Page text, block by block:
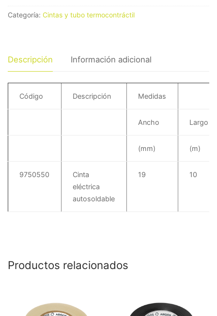
Categoría: Cintas y tubo termocontráctil
Descripción Información adicional
Código Descripción Medidas
Ancho Largo
(mm) (m)
9750550
Cinta
eléctrica
autosoldable
19 10
Productos relacionados